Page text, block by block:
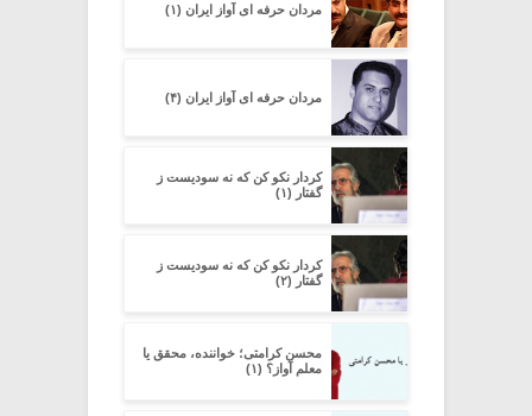
مردان حرفه ای آواز ایران (۱)
مردان حرفه ای آواز ایران (۴)
کردار نکو کن که نه سودیست ز
گفتار (۱)
کردار نکو کن که نه سودیست ز
گفتار (۲)
محسن کرامتی؛ خواننده، محقق یا
معلم آواز؟ (۱)